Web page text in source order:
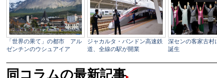
同コラムの最新記事